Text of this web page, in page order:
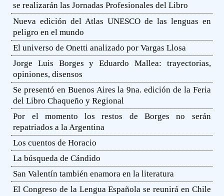
se realizarán las Jornadas Profesionales del Libro
Nueva edición del Atlas UNESCO de las lenguas en
peligro en el mundo
El universo de Onetti analizado por Vargas Llosa
Jorge Luis Borges y Eduardo Mallea: trayectorias,
opiniones, disensos
Se presentó en Buenos Aires la 9na. edición de la Feria
del Libro Chaqueño y Regional
Por el momento los restos de Borges no serán
repatriados a la Argentina
Los cuentos de Horacio
La búsqueda de Cándido
San Valentín también enamora en la literatura
El Congreso de la Lengua Española se reunirá en Chile